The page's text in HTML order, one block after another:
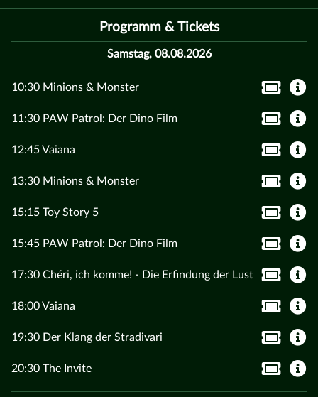
Programm & Tickets
Samstag, 08.08.2026
10:30 Minions & Monster
11:30 PAW Patrol: Der Dino Film
12:45 Vaiana
13:30 Minions & Monster
15:15 Toy Story 5
15:45 PAW Patrol: Der Dino Film
17:30 Chéri, ich komme! - Die Erfindung der Lust
18:00 Vaiana
19:30 Der Klang der Stradivari
20:30 The Invite